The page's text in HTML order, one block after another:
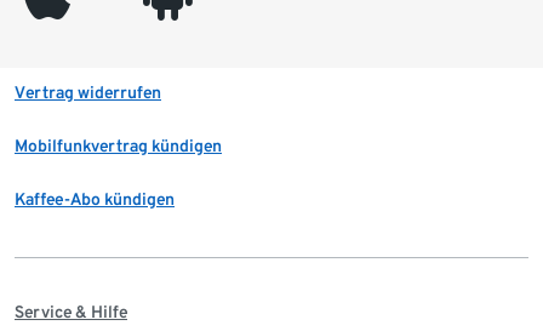
Vertrag widerrufen
Mobilfunkvertrag kündigen
Kaffee-Abo kündigen
Service & Hilfe